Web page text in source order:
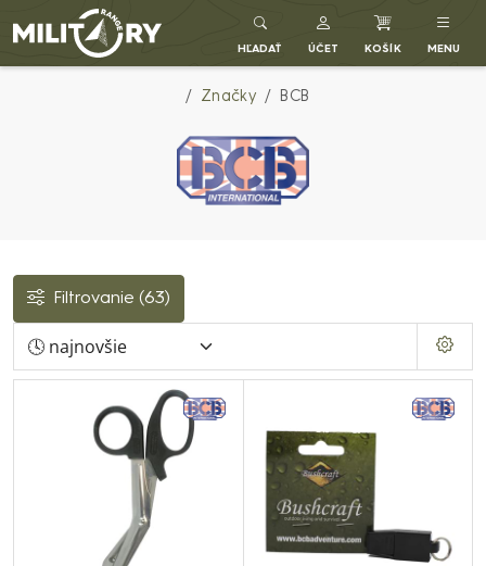
Army shop MILITARY RANGE SK
HĽADAŤ ÚČET KOŠÍK MENU
Značky BCB
Filtrovanie (63)